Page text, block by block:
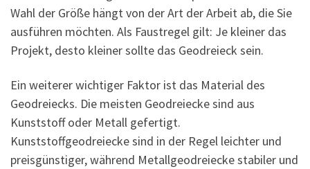
Wahl der Größe hängt von der Art der Arbeit ab, die Sie
ausführen möchten. Als Faustregel gilt: Je kleiner das
Projekt, desto kleiner sollte das Geodreieck sein.
Ein weiterer wichtiger Faktor ist das Material des
Geodreiecks. Die meisten Geodreiecke sind aus
Kunststoff oder Metall gefertigt.
Kunststoffgeodreiecke sind in der Regel leichter und
preisgünstiger, während Metallgeodreiecke stabiler und